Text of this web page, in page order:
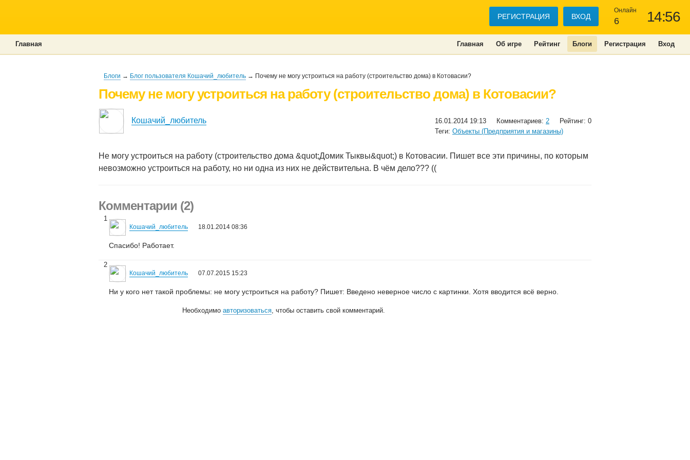
14:56
Онлайн
6
РЕГИСТРАЦИЯ ВХОД
Главная Об игре Рейтинг Блоги Регистрация Вход
Главная
Блоги → Блог пользователя Кошачий_любитель → Почему не могу устроиться на работу (строительство дома) в Котовасии?
Почему не могу устроиться на работу (строительство дома) в Котовасии?
Кошачий_любитель 16.01.2014 19:13 Комментариев: 2
Рейтинг: 0
Теги: Объекты (Предприятия и магазины)
Не могу устроиться на работу (строительство дома &quot;Домик Тыквы&quot;) в Котовасии. Пишет все эти причины, по которым
невозможно устроиться на работу, но ни одна из них не действительна. В чём дело??? ((
Комментарии (2)
1
Кошачий_любитель 18.01.2014 08:36
Спасибо! Работает.
2
Кошачий_любитель 07.07.2015 15:23
Ни у кого нет такой проблемы: не могу устроиться на работу? Пишет: Введено неверное число с картинки. Хотя вводится всё верно.
Необходимоавторизоваться, чтобы оставить свой комментарий.